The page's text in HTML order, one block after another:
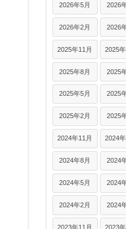
2026年5月 2026
2026年2月 2026
2025年11月 2025
2025年8月 2025
2025年5月 2025
2025年2月 2025
2024年11月 2024
2024年8月 2024
2024年5月 2024
2024年2月 2024
2023年11月 2023